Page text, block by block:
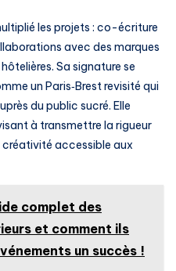
les projets : co-écriture
avec des marques
Sa signature se
un Paris‑Brest revisité qui
du public sucré. Elle
à transmettre la rigueur
accessible aux
complet des
et comment ils
un succès !